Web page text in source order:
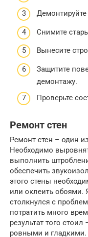
Демонтируйте
Снимите
Вынесите
Защитите
демонтажу.
Проверьте
Ремонт стен
Ремонт стен – один
Необходимо
выполнить
обеспечить
этого стены
или оклеить обоями.
столкнулся с
потратить много
результат того
ровными и гладкими.